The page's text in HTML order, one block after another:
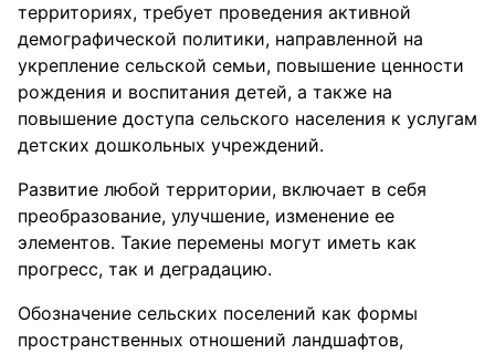
территориях, требует проведения активной
демографической политики, направленной на
укрепление сельской семьи, повышение ценности
рождения и воспитания детей, а также на
повышение доступа сельского населения к услугам
детских дошкольных учреждений.
Развитие любой территории, включает в себя
преобразование, улучшение, изменение ее
элементов. Такие перемены могут иметь как
прогресс, так и деградацию.
Обозначение сельских поселений как формы
пространственных отношений ландшафтов,